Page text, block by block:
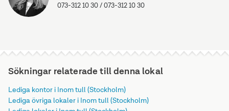
073-312 10 30/073-312 10 30
Sökningar relaterade till denna lokal
Lediga kontor i Inom tull (Stockholm)
Lediga övriga lokaler i Inom tull (Stockholm)